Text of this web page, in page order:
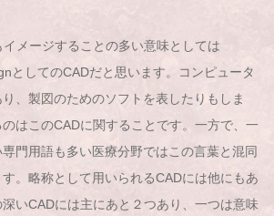
イメージすることの多い意味としては
としてのCADだと思います。コンピュータ
、製図のためのソフトを表したりもしま
はこのCADに関することです。一方で、一
門用語も多い医療分野ではこの言葉と混同
。略称として用いられるCADには他にもあ
いCADには主にあと２つあり、一つは意味